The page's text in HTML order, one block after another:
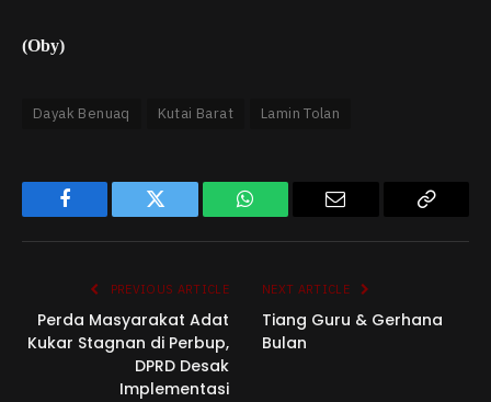
(Oby)
Dayak Benuaq Kutai Barat Lamin Tolan
Facebook Twitter WhatsApp
PREVIOUS ARTICLE
Perda Masyarakat Adat
Kukar Stagnan di Perbup,
DPRD Desak
Implementasi
NEXT ARTICLE
Tiang Guru & Gerhana
Bulan